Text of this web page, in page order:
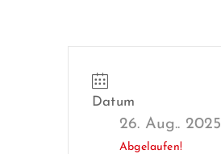
Datum
26. Aug.. 2025
Abgelaufen!